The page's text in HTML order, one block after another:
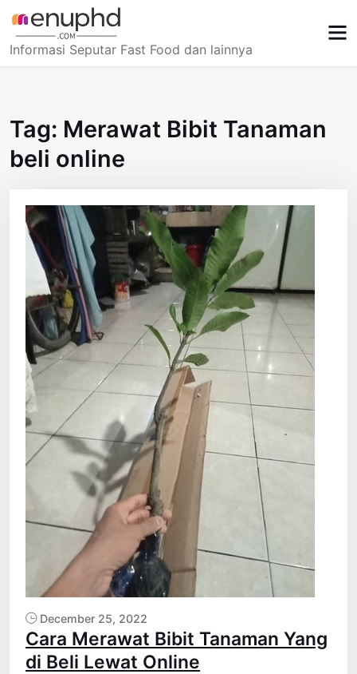
content
Informasi Seputar Fast Food dan lainnya
Tag: Merawat Bibit Tanaman
beli online
December 25, 2022
Cara Merawat Bibit Tanaman Yang
di Beli Lewat Online